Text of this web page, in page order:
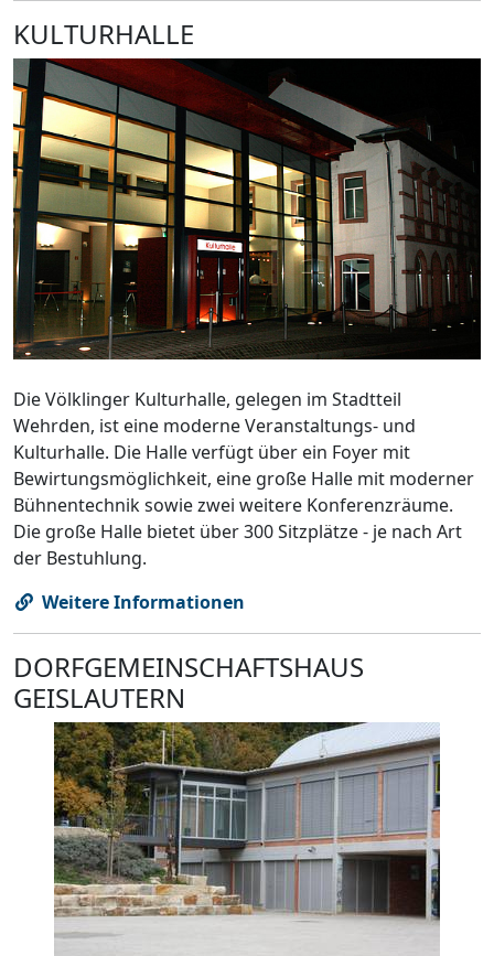
KULTURHALLE
Die Völklinger Kulturhalle, gelegen im Stadtteil
Wehrden, ist eine moderne Veranstaltungs- und
Kulturhalle. Die Halle verfügt über ein Foyer mit
Bewirtungsmöglichkeit, eine große Halle mit moderner
Bühnentechnik sowie zwei weitere Konferenzräume.
Die große Halle bietet über 300 Sitzplätze - je nach Art
der Bestuhlung.
Weitere Informationen
DORFGEMEINSCHAFTSHAUS
GEISLAUTERN